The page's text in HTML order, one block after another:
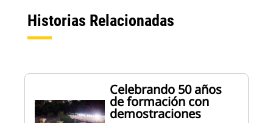
Historias Relacionadas
Celebrando 50 años
de formación con
demostraciones